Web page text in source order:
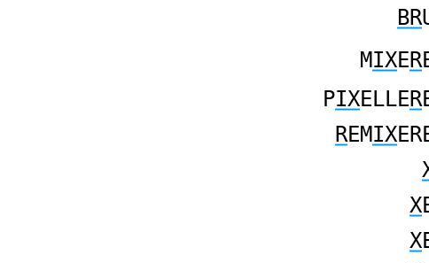
BR
MIXER
PIXELLER
REMIX
X
X